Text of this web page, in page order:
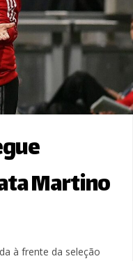
Martino
à frente da seleção